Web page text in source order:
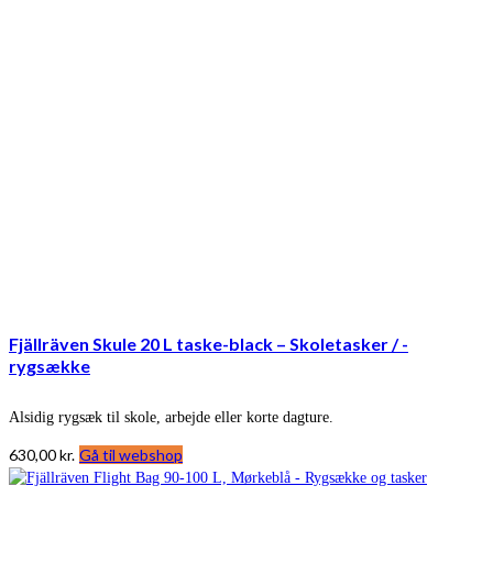
Fjällräven Skule 20 L taske-black – Skoletasker / -
rygsække
Alsidig rygsæk til skole, arbejde eller korte dagture.
630,00kr. Gå til webshop